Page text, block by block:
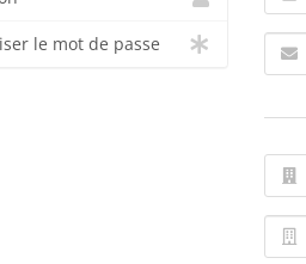
le mot de passe